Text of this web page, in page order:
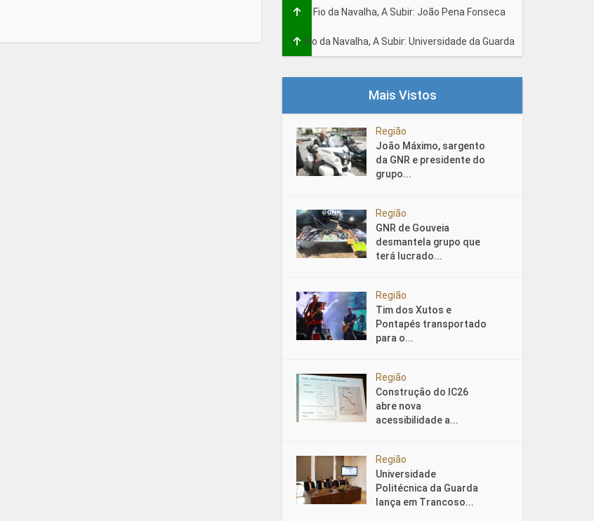
Fio da Navalha, A Subir: João Pena Fonseca
Fio da Navalha, A Subir: Universidade da Guarda
Mais Vistos
Região
João Máximo, sargento
da GNR e presidente do
grupo...
Região
GNR de Gouveia
desmantela grupo que
terá lucrado...
Região
Tim dos Xutos e
Pontapés transportado
para o...
Região
Construção do IC26
abre nova
acessibilidade a...
Região
Universidade
Politécnica da Guarda
lança em Trancoso...